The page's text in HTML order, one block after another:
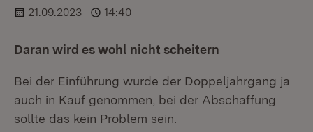
21.09.2023
14:40
Daran wird es wohl nicht scheitern
Bei der Einführung wurde der Doppeljahrgang ja
auch in Kauf genommen, bei der Abschaffung
sollte das kein Problem sein.